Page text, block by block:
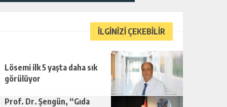
İLGİNİZİ ÇEKEBİLİR
Lösemi ilk 5 yaşta daha sık
görülüyor
Prof. Dr. Şengün, “Gıda